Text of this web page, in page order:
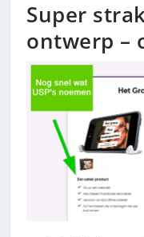
Super
ontwerp –